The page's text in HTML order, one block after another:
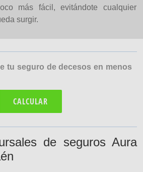
más fácil, evitándote cualquier
surgir.
tu seguro de decesos en menos
CALCULAR
de seguros Aura